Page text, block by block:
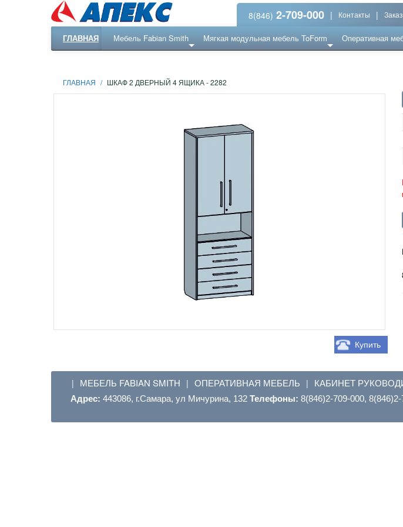
8(846) 2-709-000 | Контакты |
ГЛАВНАЯ Мебель Fabian Smith Мягкая модульная мебель ToForm Оперативная
ГЛАВНАЯ / ШКАФ 2 ДВЕРНЫЙ 4 ЯЩИКА - 2282
Купить
| МЕБЕЛЬ FABIAN SMITH | ОПЕРАТИВНАЯ МЕБЕЛЬ | КАБИНЕТ
Адрес: 443086, г.Самара, ул Мичурина, 132 Телефоны: 8(846)2-709-000,